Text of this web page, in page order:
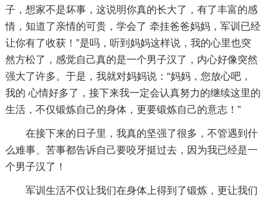
子，想家不是坏事，这说明你真的长大了，有了丰富的感
情，知道了亲情的可贵，学会了 牵挂爸爸妈妈，军训已经
让你有了收获！”是吗，听到妈妈这样说，我的心里也突
然方松了，感觉自己真的是一个男子汉了，内心好像突然
强大了许多。于是，我就对妈妈说：“妈妈，您放心吧，
我的 心情好多了，接下来我一定会认真努力的继续这里的
生活，不仅锻炼自己的身体，更要锻炼自己的意志！”
在接下来的日子里，我真的坚强了很多，不管遇到什
么难事、苦事都告诉自己要咬牙挺过去，因为我已经是一
个男子汉了！
军训生活不仅让我们在身体上得到了锻炼，更让我们